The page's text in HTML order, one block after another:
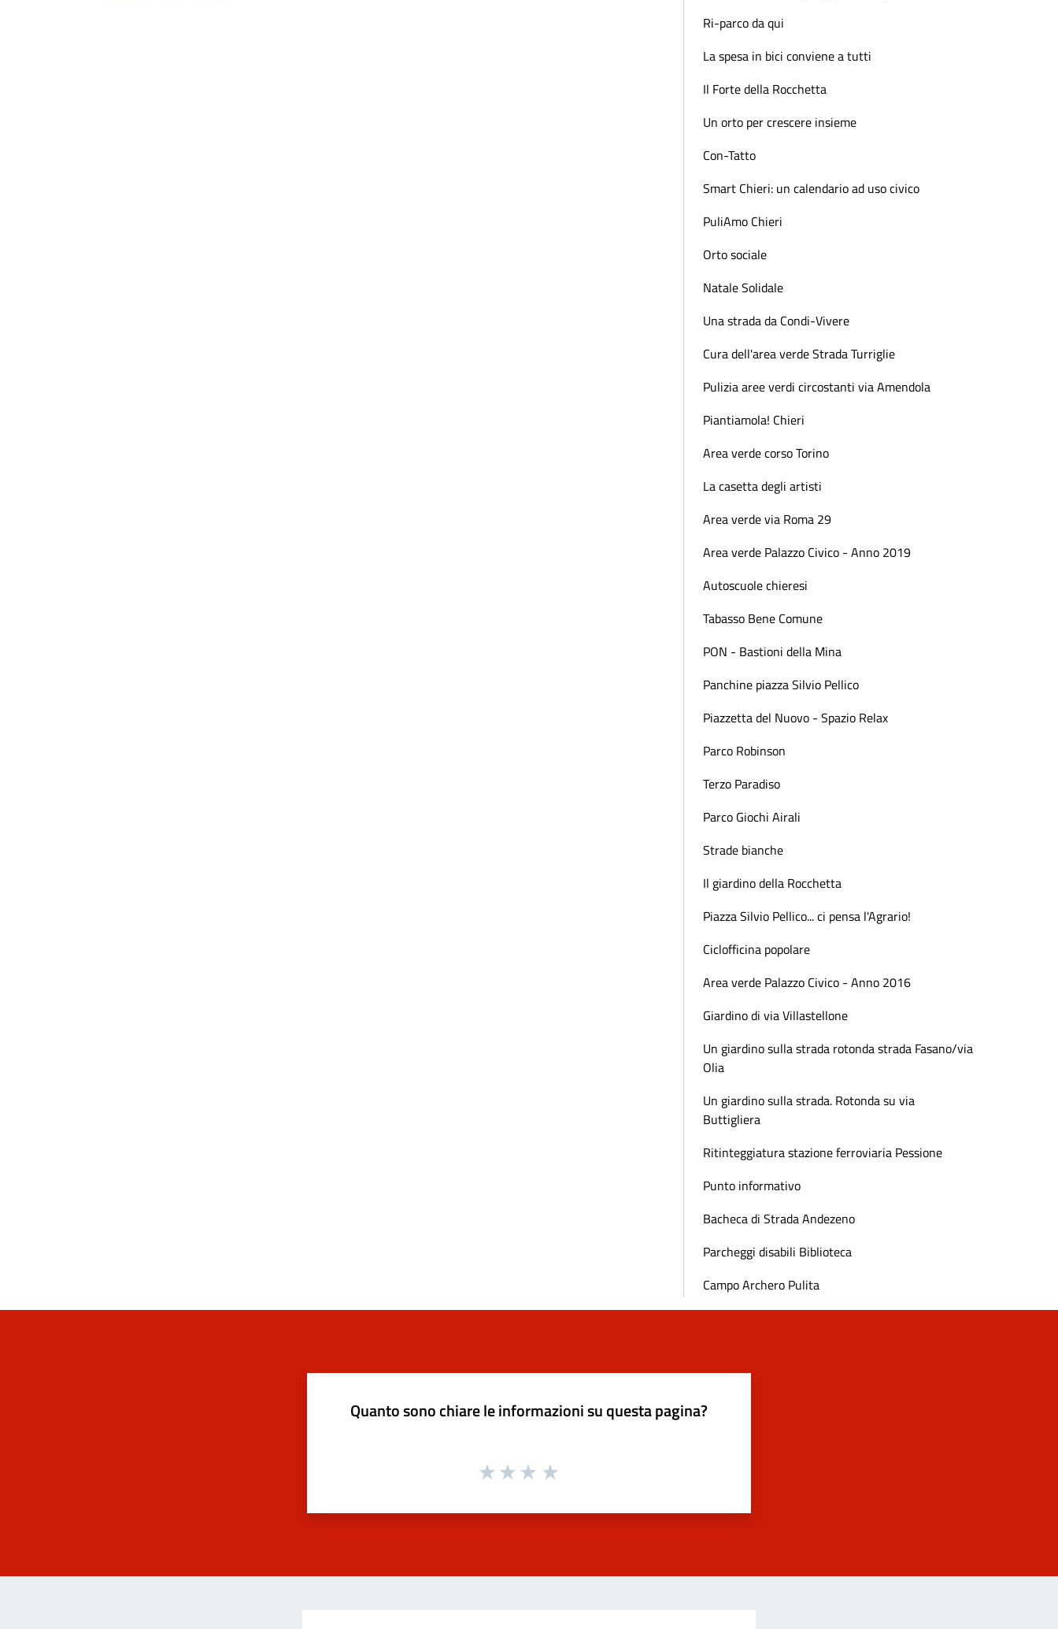
Ri-parco da qui
La spesa in bici conviene a tutti
Il Forte della Rocchetta
Un orto per crescere insieme
Con-Tatto
Smart Chieri: un calendario ad uso civico
PuliAmo Chieri
Orto sociale
Natale Solidale
Una strada da Condi-Vivere
Cura dell'area verde Strada Turriglie
Pulizia aree verdi circostanti via Amendola
Piantiamola! Chieri
Area verde corso Torino
La casetta degli artisti
Area verde via Roma 29
Area verde Palazzo Civico - Anno 2019
Autoscuole chieresi
Tabasso Bene Comune
PON - Bastioni della Mina
Panchine piazza Silvio Pellico
Piazzetta del Nuovo - Spazio Relax
Parco Robinson
Terzo Paradiso
Parco Giochi Airali
Strade bianche
Il giardino della Rocchetta
Piazza Silvio Pellico... ci pensa l'Agrario!
Ciclofficina popolare
Area verde Palazzo Civico - Anno 2016
Giardino di via Villastellone
Un giardino sulla strada rotonda strada Fasano/via
Olia
Un giardino sulla strada. Rotonda su via
Buttigliera
Ritinteggiatura stazione ferroviaria Pessione
Punto informativo
Bacheca di Strada Andezeno
Parcheggi disabili Biblioteca
Campo Archero Pulita
Quanto sono chiare le informazioni su questa pagina?